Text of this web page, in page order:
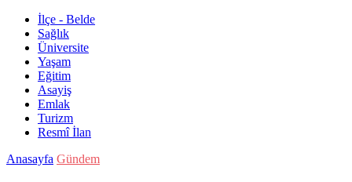
İlçe - Belde
Sağlık
Üniversite
Yaşam
Eğitim
Asayiş
Emlak
Turizm
Resmî İlan
Anasayfa Gündem